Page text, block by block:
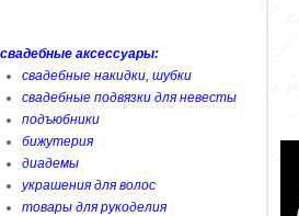
свадебные аксессуары:
свадебные накидки, шубки
свадебные подвязки для невесты
подъюбники
бижутерия
диадемы
украшения для волос
товары для рукоделия